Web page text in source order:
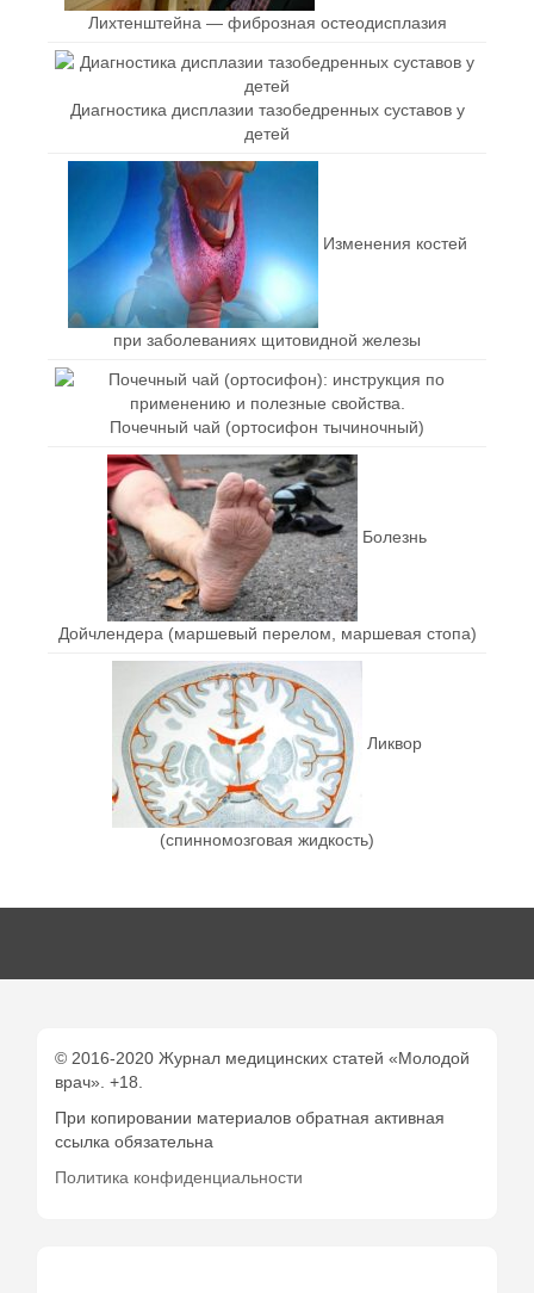
Лихтенштейна — фиброзная остеодисплазия
Диагностика дисплазии тазобедренных суставов у
детей
Изменения костей
при заболеваниях щитовидной железы
Почечный чай (ортосифон тычиночный)
Болезнь
Дойчлендера (маршевый перелом, маршевая стопа)
Ликвор
(спинномозговая жидкость)
© 2016-2020 Журнал медицинских статей «Молодой
врач». +18.
При копировании материалов обратная активная
ссылка обязательна
Политика конфиденциальности